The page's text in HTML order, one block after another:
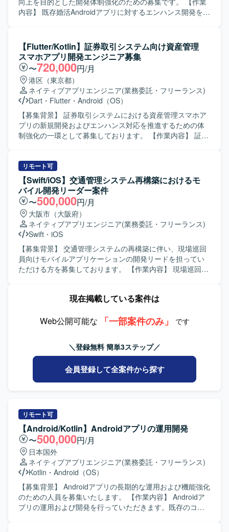
内容】 既存婚活Androidアプリに対するエンハンス開発を行
担当していただきます。また、チームメンバーや他チーム
と連携しながら、仕様調整やレビュー対応も行っていただ
きます。 【求める人物像】 チーム開発を前提に円滑なコミ
ュニケーションが取れ、自ら課題を発見し改善提案ができ
る方を求めています。既存の設計やテスト方針を尊重しつ
つ、より良いアーキテクチャや開発プロセスを意識して取
り組める方が望ましいです。 【ポジションの魅力】 コンシ
ューマ向け婚活アプリの開発に携わることで、多くのユー
ザーに影響力のあるサービス開発経験を積むことができま
す。既存プロダクトのエンハンス開発を通じて、アーキテ
けネイティブアプリ開発環境にて、Kotlin/JavaおよびGitを
用いたチーム開発を行います。アーキテクチャはClean
Architectureを意識した構成となっている想定です。
【Flutter/Kotlin】証券取引システム向け資産管理
スマホアプリ開発エンジニア募集
〜720,000円/月
港区（東京都）
ネイティブアプリエンジニア(業務委託・フリーランス)
Dart ・ Flutter ・ Android（OS）
【募集背景】 証券取引システムにおける資産管理スマホア
プリの新規開発およびエンハンス対応を推進するための体
制強化の一環として募集しております。 【作業内容】 証券
イルアプリ開発を中心に、Kotlin を用いたBFF周辺の開発に
も関わっていただく想定です。生成AIを活用した開発プロ
セスを取り入れつつ、ビジネス側メンバーとコミュニケー
ションを取りながら要件の整理や仕様調整、実装、レビュ
ーを行っていただきます。スクラムベースのアジャイル開
発に参加し、定期的なリリースサイクルの中で設計から実
装、テスト、改善まで一連の工程に携わっていただきま
す。 【求める人物像】 チームメンバーやビジネス側と積極
的にコミュニケーションを取りながら、自ら課題を発見し
解決に向けて主体的に動ける方を求めております。新しい
技術や開発手法への関心が高く、生成AIなどの新しい取り
関わる資産管理スマホアプリ開発に携わることで、ドメイ
けます。Flutter を中心としたクロスプラットフォーム開発
リリースまでの一連の流れを継続的に経験できる点も魅力
です。 【開発環境】 Flutter（モバイル）、Kotlin（BFF）
を中心とした構成で、アジャイル（スクラム）開発を採用
しております。約3週間ごとのリリースサイクルで継続的な
リモート可
【Swift/iOS】交通管理システム再構築におけるモ
バイル開発リーダー案件
〜500,000円/月
大阪市（大阪府）
ネイティブアプリエンジニア(業務委託・フリーランス)
Swift ・ iOS
【募集背景】 交通管理システムの再構築に伴い、現場巡回
員向けモバイルアプリケーションの開発リードを担ってい
ただける方を募集しております。 【作業内容】 現場巡回員
開発方針の整理、仕様調整や技術課題の整理、レビュー対
技術的なリードを行い、後続の詳細設計、製造、テスト工
報登録、交通状況入力、写真登録、現場報告などの機能を
想定しております。 【求める人物像】 モバイルアプリ開発
において主体的に設計方針や開発方針を整理し、関係者と
円滑にコミュニケーションを取りながら仕様調整や技術課
題整理を推進できる方を求めております。開発メンバーを
魅力】 交通インフラ領域の重要なシステム再構築プロジェ
クトにおいて、モバイル開発リーダーとして上流工程から
後続工程まで広く関わっていただけます。業務系モバイル
アプリや位置情報・写真登録などの機能を通じて、現場業
務の効率化や安全性向上に貢献できる点が魅力です。今
後、AI開発支援ツールを活用した開発手法の検討にも関与
いただける可能性があります。 【開発環境】
iOS（iPhone）向けアプリケーション開発環境を想定してお
り、Swiftを用いた開発を行います。バックエンドではJava
／Spring Boot、フロントエンドではReact等の技術スタッ
クと連携する想定です。また、AI開発支援ツールの活用を
現在掲載している案件は
Web公開可能な
「一部案件のみ」 です
＼登録無料 簡単3ステップ／
会員登録して全案件から探す
リモート可
【Android/Kotlin】Androidアプリの運用開発
〜500,000円/月
日本国外
ネイティブアプリエンジニア(業務委託・フリーランス)
Kotlin ・ Android（OS）
【募集背景】 Androidアプリの長期的な運用および機能強化
のための人員を募集いたします。 【作業内容】 Androidア
プリの運用および開発を行っていただきます。既存のコー